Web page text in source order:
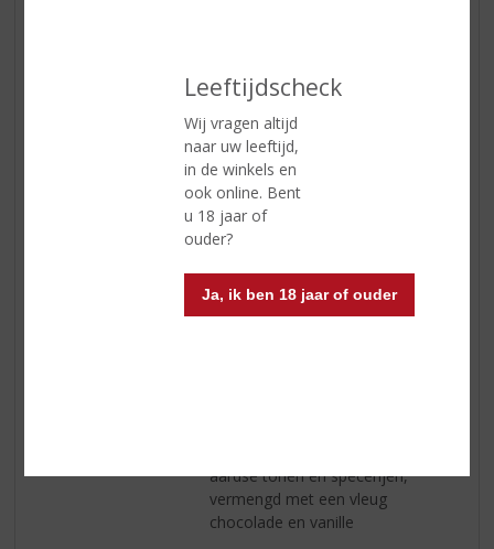
Leeftijdscheck
Wij vragen altijd
naar uw leeftijd,
in de winkels en
ook online. Bent
u 18 jaar of
ouder?
Ja, ik ben 18 jaar of ouder
Land van Herkomst
Chili
Carmenère Syrah
75 CL
13% vol
Rood
diep kersenrood met
aardse tonen en specerijen,
vermengd met een vleug
chocolade en vanille